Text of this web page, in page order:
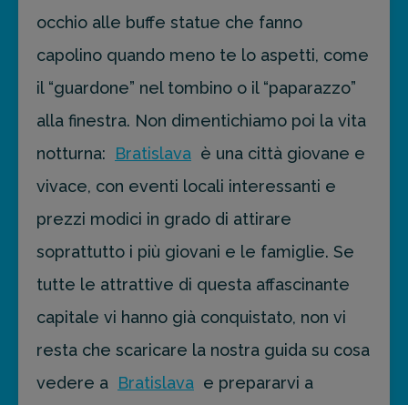
occhio alle buffe statue che fanno
capolino quando meno te lo aspetti, come
il “guardone” nel tombino o il “paparazzo”
alla finestra. Non dimentichiamo poi la vita
notturna:
Bratislava è una città giovane e
vivace, con eventi locali interessanti e
prezzi modici in grado di attirare
soprattutto i più giovani e le famiglie. Se
tutte le attrattive di questa affascinante
capitale vi hanno già conquistato, non vi
resta che scaricare la nostra guida su cosa
vedere a Bratislava e prepararvi a